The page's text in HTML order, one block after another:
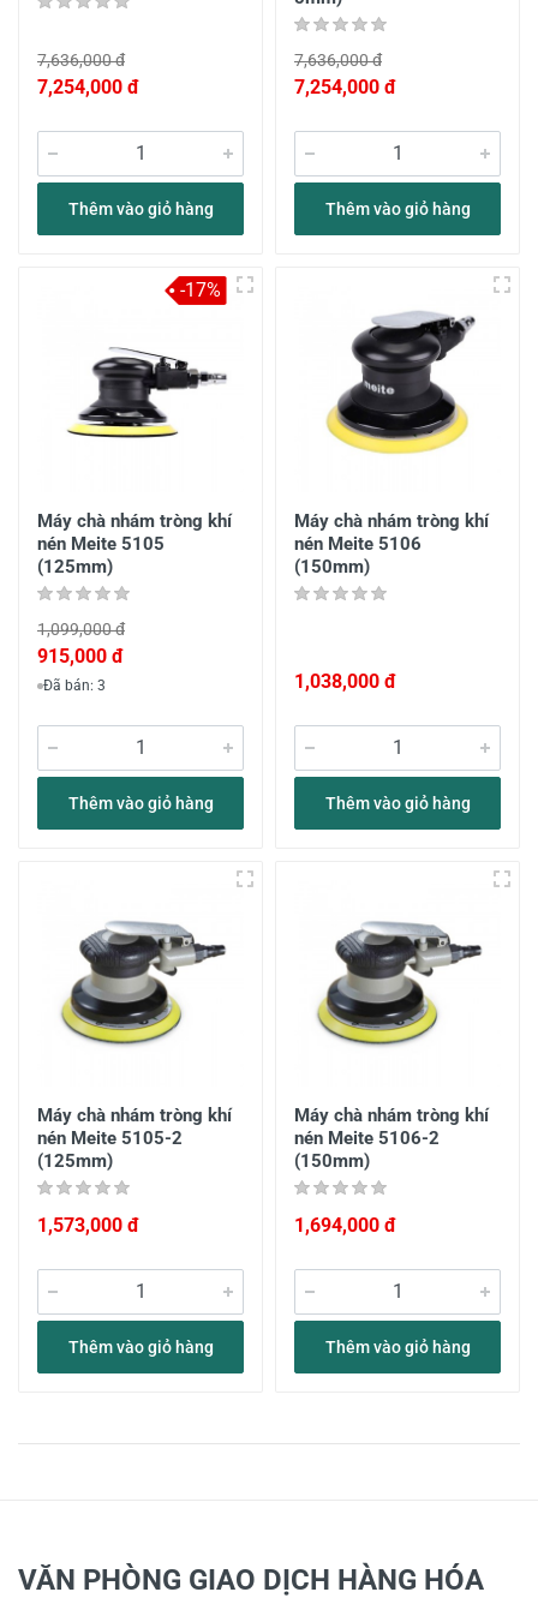
7,636,000 đ
7,254,000 đ
Thêm vào giỏ hàng
7,636,000 đ
7,254,000 đ
Thêm vào giỏ hàng
Máy chà nhám tròng khí
nén Meite 5105
(125mm)
1,099,000 đ
915,000 đ
Đã bán: 3
Thêm vào giỏ hàng
-17%
Máy chà nhám tròng khí
nén Meite 5106
(150mm)
1,038,000 đ
Thêm vào giỏ hàng
Máy chà nhám tròng khí
nén Meite 5105-2
(125mm)
1,573,000 đ
Thêm vào giỏ hàng
Máy chà nhám tròng khí
nén Meite 5106-2
(150mm)
1,694,000 đ
Thêm vào giỏ hàng
VĂN PHÒNG GIAO DỊCH HÀNG HÓA